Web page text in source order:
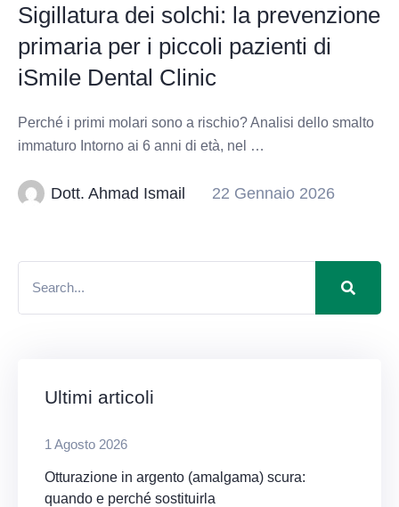
Sigillatura dei solchi: la prevenzione
primaria per i piccoli pazienti di
iSmile Dental Clinic
Perché i primi molari sono a rischio? Analisi dello smalto
immaturo Intorno ai 6 anni di età, nel …
Dott. Ahmad Ismail 22 Gennaio 2026
Ultimi articoli
1 Agosto 2026
Otturazione in argento (amalgama) scura:
quando e perché sostituirla